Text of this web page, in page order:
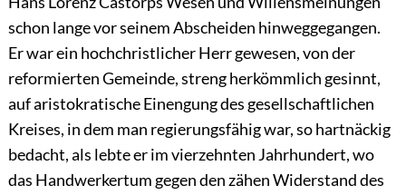
schon lange vor seinem Abscheiden hinweggegangen.
Er war ein hochchristlicher Herr gewesen, von der
reformierten Gemeinde, streng herkömmlich gesinnt,
auf aristokratische Einengung des gesellschaftlichen
Kreises, in dem man regierungsfähig war, so hartnäckig
bedacht, als lebte er im vierzehnten Jahrhundert, wo
das Handwerkertum gegen den zähen Widerstand des